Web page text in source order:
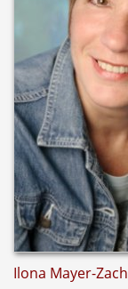
Ilona Mayer-Zach